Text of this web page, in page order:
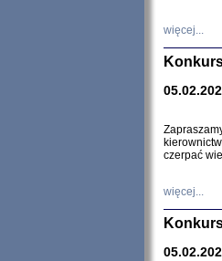
więcej...
czerpać
więcej...